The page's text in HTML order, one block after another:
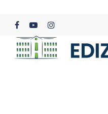
content
facebookyoutubeinstagram